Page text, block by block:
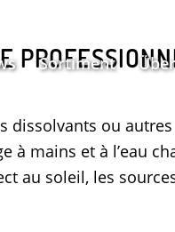
Sortiment
dissolvants ou
mains et à l’eau
au soleil, les